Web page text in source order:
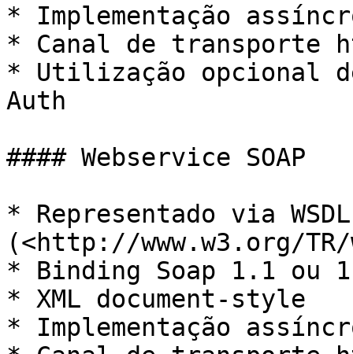
* Implementação
* Canal de transporte
* Utilização opcional
Auth
#### Webservice SOAP
* Representado via
(<http://www.w3.org/
* Binding Soap 1.1 ou
* XML document-style
* Implementação